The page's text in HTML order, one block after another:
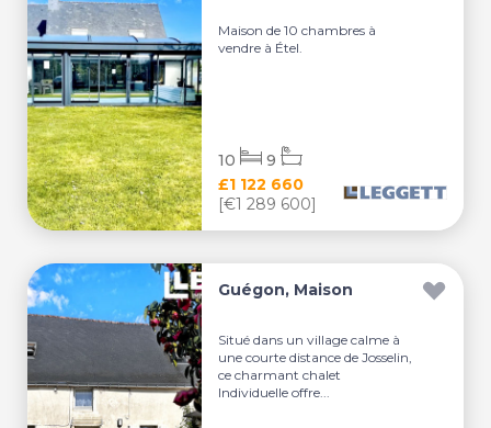
Maison de 10 chambres à
vendre à Étel.
£1 122 660
[€1 289 600]
10 9
Guégon, Maison
Situé dans un village calme à
une courte distance de Josselin,
ce charmant chalet
Individuelle offre...